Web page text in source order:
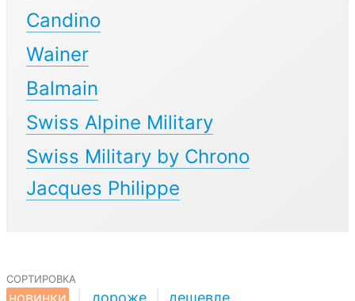
Candino
Wainer
Balmain
Swiss Alpine Military
Swiss Military by Chrono
Jacques Philippe
сортировка
новинки
дороже дешевле